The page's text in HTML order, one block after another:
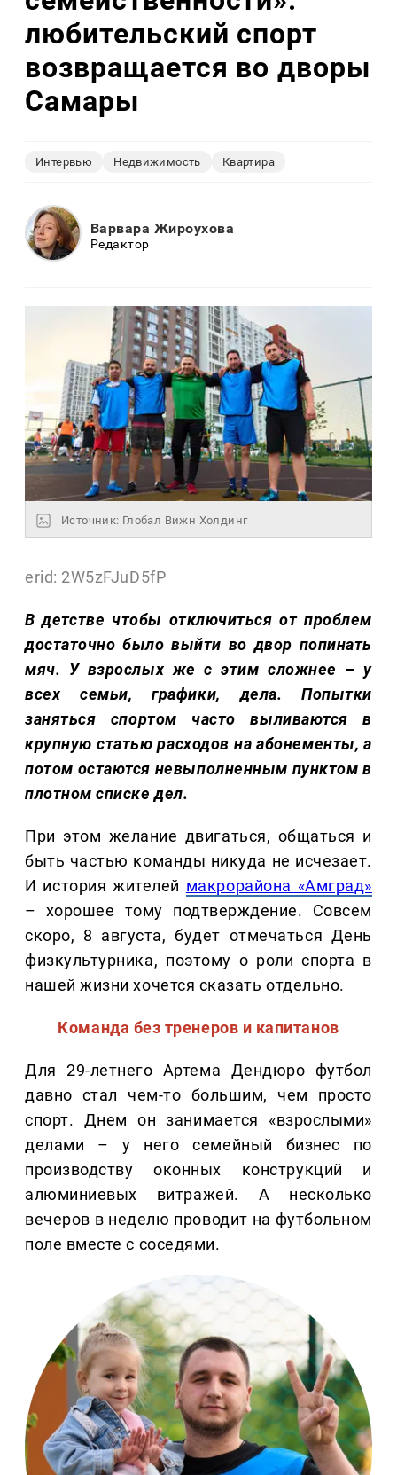
любительский спорт
возвращается во дворы
Самары
Интервью Недвижимость Квартира
Варвара Жироухова
Редактор
Источник: Глобал Вижн Холдинг
erid: 2W5zFJuD5fP
В детстве чтобы отключиться от проблем
достаточно было выйти во двор попинать
мяч. У взрослых же с этим сложнее – у
всех семьи, графики, дела. Попытки
заняться спортом часто выливаются в
крупную статью расходов на абонементы, а
потом остаются невыполненным пунктом в
плотном списке дел.
При этом желание двигаться, общаться и
быть частью команды никуда не исчезает.
И история жителей макрорайона «Амград»
– хорошее тому подтверждение. Совсем
скоро, 8 августа, будет отмечаться День
физкультурника, поэтому о роли спорта в
нашей жизни хочется сказать отдельно.
Команда без тренеров и капитанов
Для 29-летнего Артема Дендюро футбол
давно стал чем-то большим, чем просто
спорт. Днем он занимается «взрослыми»
делами – у него семейный бизнес по
производству оконных конструкций и
алюминиевых витражей. А несколько
вечеров в неделю проводит на футбольном
поле вместе с соседями.